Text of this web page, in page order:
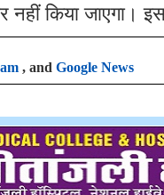
नहीं किया जाएगा।
, and Google News